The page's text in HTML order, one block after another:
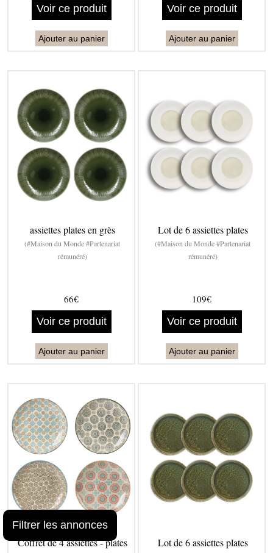
Voir ce produit
Ajouter au panier
Voir ce produit
Ajouter au panier
assiettes plates en grès
(#Maison du Monde #Partenariat
rémunéré)
66€
Voir ce produit
Ajouter au panier
Lot de 6 assiettes plates
(#Maison du Monde #Partenariat
rémunéré)
109€
Voir ce produit
Ajouter au panier
Coffret de 4 assiettes - plates Lot de 6 assiettes plates
Filtrer les annonces